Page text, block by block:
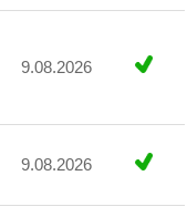
9.08.2026
9.08.2026